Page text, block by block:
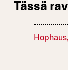
Tässä